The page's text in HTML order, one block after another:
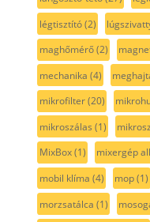
légtisztító(2)
maghőmérő(2)
mechanika (4)
mikrofilter(20)
mikroszálas (1)
MixBox(1) mixergép
mobil klíma (4) mop(1)
morzsatálca (1)